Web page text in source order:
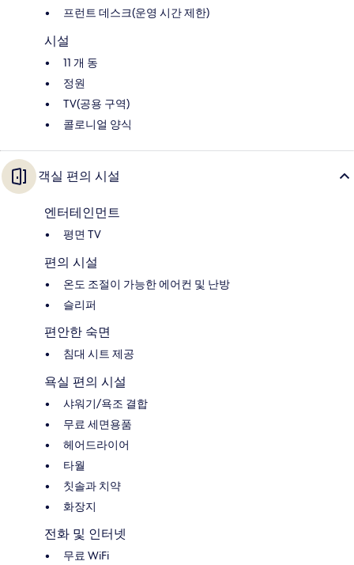
프런트 데스크(운영 시간 제한)
시설
11 개 동
정원
TV(공용 구역)
콜로니얼 양식
객실 편의 시설
엔터테인먼트
평면 TV
편의 시설
온도 조절이 가능한 에어컨 및 난방
슬리퍼
편안한 숙면
침대 시트 제공
욕실 편의 시설
샤워기/욕조 결합
무료 세면용품
헤어드라이어
타월
칫솔과 치약
화장지
전화 및 인터넷
무료 WiFi